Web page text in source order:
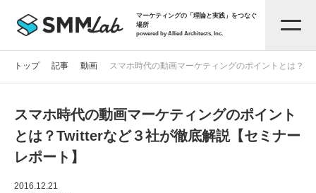
マーケティングの「理論と実践」をつなぐ
場所
powered by Allied Architects, Inc.
記事一覧
トップ 記事 動画 スマホ時代の動画マーケティングのポイントとは？
スマホ時代の動画マーケティングのポイント
とは？Twitterなど３社が徹底解説【セミナー
レポート】
2016.12.21